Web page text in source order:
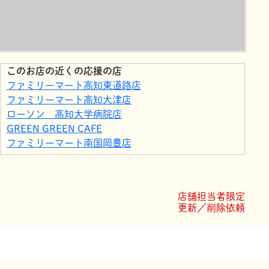
このお店の近くの応援の店
ファミリーマート高知東道路店
ファミリーマート高知大津店
ローソン 高知大学病院店
GREEN GREEN CAFE
ファミリーマート南国岡豊店
ローソン 南国岡豊小蓮店
店舗担当者限定
更新／削除依頼